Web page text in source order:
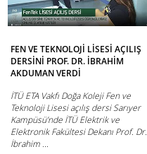
FEN VE TEKNOLOJİ LİSESİ AÇILIŞ
DERSİNİ PROF. DR. İBRAHİM
AKDUMAN VERDİ
İTÜ ETA Vakfı Doğa Koleji Fen ve
Teknoloji Lisesi açılış dersi Sarıyer
Kampüsü’nde İTÜ Elektrik ve
Elektronik Fakültesi Dekanı Prof. Dr.
İbrahim ...